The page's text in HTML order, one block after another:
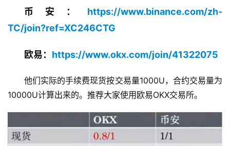
币安： https://www.binance.com/zh-
TC/join?ref=XC246CTG
欧易： https://www.okx.com/join/41322075
他们实际的手续费现货按交易量1000U，合约交易量为
10000U计算出来的。推荐大家使用欧易OKX交易所。